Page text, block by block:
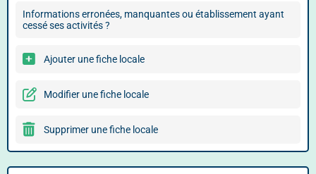
Informations erronées, manquantes ou établissement ayant
cessé ses activités ?
Ajouter une fiche locale
Modifier une fiche locale
Supprimer une fiche locale